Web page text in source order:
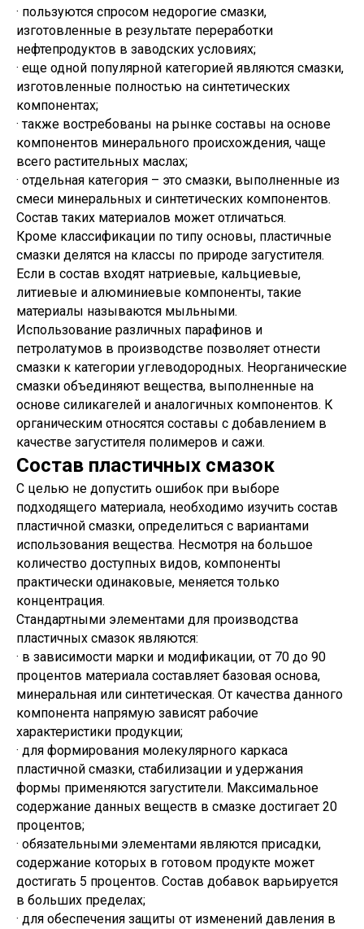
· пользуются спросом недорогие смазки,
изготовленные в результате переработки
нефтепродуктов в заводских условиях;
· еще одной популярной категорией являются смазки,
изготовленные полностью на синтетических
компонентах;
· также востребованы на рынке составы на основе
компонентов минерального происхождения, чаще
всего растительных маслах;
· отдельная категория – это смазки, выполненные из
смеси минеральных и синтетических компонентов.
Состав таких материалов может отличаться.
Кроме классификации по типу основы, пластичные
смазки делятся на классы по природе загустителя.
Если в состав входят натриевые, кальциевые,
литиевые и алюминиевые компоненты, такие
материалы называются мыльными.
Использование различных парафинов и
петролатумов в производстве позволяет отнести
смазки к категории углеводородных. Неорганические
смазки объединяют вещества, выполненные на
основе силикагелей и аналогичных компонентов. К
органическим относятся составы с добавлением в
качестве загустителя полимеров и сажи.
Состав пластичных смазок
С целью не допустить ошибок при выборе
подходящего материала, необходимо изучить состав
пластичной смазки, определиться с вариантами
использования вещества. Несмотря на большое
количество доступных видов, компоненты
практически одинаковые, меняется только
концентрация.
Стандартными элементами для производства
пластичных смазок являются:
· в зависимости марки и модификации, от 70 до 90
процентов материала составляет базовая основа,
минеральная или синтетическая. От качества данного
компонента напрямую зависят рабочие
характеристики продукции;
· для формирования молекулярного каркаса
пластичной смазки, стабилизации и удержания
формы применяются загустители. Максимальное
содержание данных веществ в смазке достигает 20
процентов;
· обязательными элементами являются присадки,
содержание которых в готовом продукте может
достигать 5 процентов. Состав добавок варьируется
в больших пределах;
· для обеспечения защиты от изменений давления в